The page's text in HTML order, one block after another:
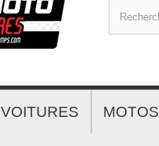
VOITURES MOTOS